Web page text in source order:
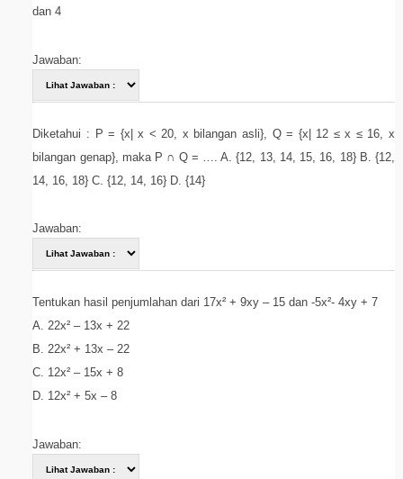
dan 4
Jawaban:
Diketahui : P = {x| x < 20, x bilangan asli}, Q = {x| 12 ≤ x ≤ 16, x
bilangan genap}, maka P ∩ Q = …. A. {12, 13, 14, 15, 16, 18} B. {12,
14, 16, 18} C. {12, 14, 16} D. {14}
Jawaban:
Tentukan hasil penjumlahan dari 17x² + 9xy – 15 dan -5x²- 4xy + 7
A. 22x² – 13x + 22
B. 22x² + 13x – 22
C. 12x² – 15x + 8
D. 12x² + 5x – 8
Jawaban: